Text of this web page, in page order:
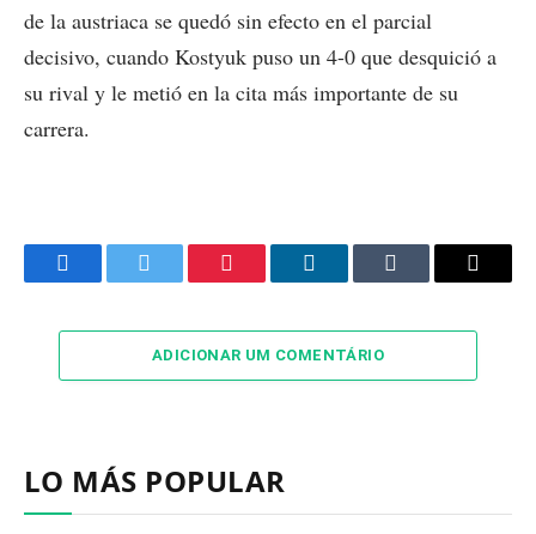
de la austriaca se quedó sin efecto en el parcial
decisivo, cuando Kostyuk puso un 4-0 que desquició a
su rival y le metió en la cita más importante de su
carrera.
FacebookTwitter Pinterest LinkedInTumblr Email
ADICIONAR UM COMENTÁRIO
LO MÁS POPULAR